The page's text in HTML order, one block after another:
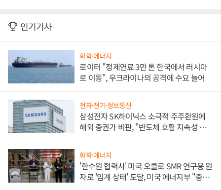
인기기사
화학·에너지
로이터 "정제연료 3만 톤 한국에서 러시아
로 이동", 우크라이나의 공격에 수요 늘어
전자·전기·정보통신
삼성전자 SK하이닉스 소극적 주주환원에
해외 증권가 비판, "반도체 호황 지속성 의
화학·에너지
'한수원 협력사' 미국 오클로 SMR 연구용 원
자로 '임계 상태' 도달, 미국 에너지부 "중요